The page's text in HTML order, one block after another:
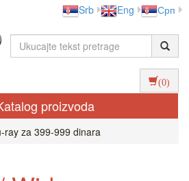
Srb Eng Срп
(0)
proizvoda
ray za 399-999 dinara